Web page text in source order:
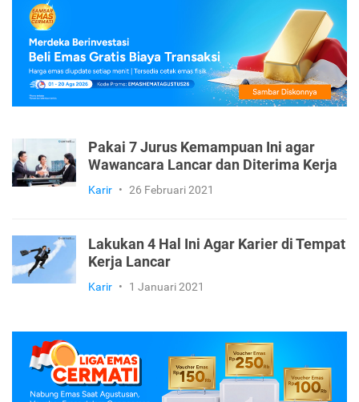
Pakai 7 Jurus Kemampuan Ini agar
Wawancara Lancar dan Diterima Kerja
Karir • 26 Februari 2021
Lakukan 4 Hal Ini Agar Karier di Tempat
Kerja Lancar
Karir • 1 Januari 2021